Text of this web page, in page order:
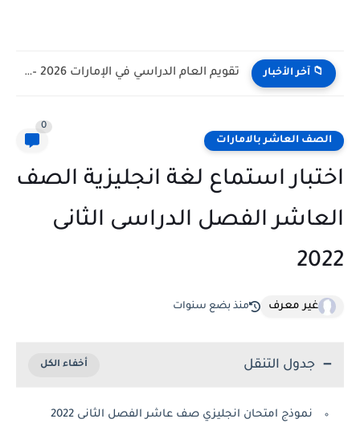
📁 آخر الأخبار تقويم العام الدراسي في الإمارات 2026 – 2027 - مواعيد...
الصف العاشر بالامارات
0
اختبار استماع لغة انجليزية الصف
العاشر الفصل الدراسى الثانى
2022
غير معرف منذ بضع سنوات
جدول التنقل
نموذج امتحان انجليزي صف عاشر الفصل الثانى 2022